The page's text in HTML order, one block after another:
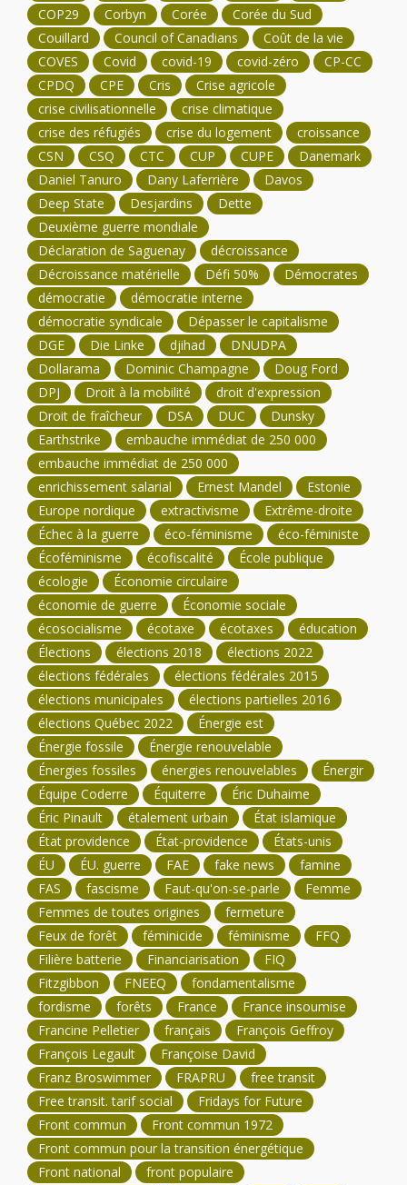
COP29
Corbyn Corée
Corée du Sud
Couillard
Council of Canadians
Coût de la vie
COVES
Covid covid-19 covid-zéro
CP-CC
CPDQ
CPE Cris
Crise agricole
crise civilisationnelle
crise climatique
crise des réfugiés
crise du logement
croissance
CSN
CSQ CTC CUP CUPE
Danemark
Daniel Tanuro
Dany Laferrière
Davos
Deep State
Desjardins
Dette
Deuxième guerre mondiale
Déclaration de Saguenay
décroissance
Décroissance matérielle
Défi 50%
Démocrates
démocratie
démocratie interne
démocratie syndicale
Dépasser le capitalisme
DGE
Die Linke djihad
DNUDPA
Dollarama
Dominic Champagne
Doug Ford
DPJ
Droit à la mobilité
droit d'expression
Droit de fraîcheur
DSA DUC
Dunsky
Earthstrike
embauche immédiat de 250 000
embauche immédiat de 250 000
enrichissement salarial
Ernest Mandel
Estonie
Europe nordique
extractivisme
Extrême-droite
Échec à la guerre
éco-féminisme
éco-féministe
Écoféminisme
écofiscalité
École publique
écologie
Économie circulaire
économie de guerre
Économie sociale
écosocialisme
écotaxe écotaxes
éducation
Élections
élections 2018
élections 2022
élections fédérales
élections fédérales 2015
élections municipales
élections partielles 2016
élections Québec 2022
Énergie est
Énergie fossile
Énergie renouvelable
Énergies fossiles
énergies renouvelables
Énergir
Équipe Coderre
Équiterre
Éric Duhaime
Éric Pinault
étalement urbain
État islamique
État providence
État-providence
États-unis
ÉU
ÉU. guerre FAE fake news
famine
FAS
fascisme Faut-qu'on-se-parle
Femme
Femmes de toutes origines
fermeture
Feux de forêt
féminicide féminisme
FFQ
Filière batterie
Financiarisation
FIQ
Fitzgibbon
FNEEQ
fondamentalisme
fordisme
forêts France
France insoumise
Francine Pelletier
français
François Geffroy
François Legault
Françoise David
Franz Broswimmer
FRAPRU
free transit
Free transit. tarif social
Fridays for Future
Front commun
Front commun 1972
Front commun pour la transition énergétique
Front national
front populaire